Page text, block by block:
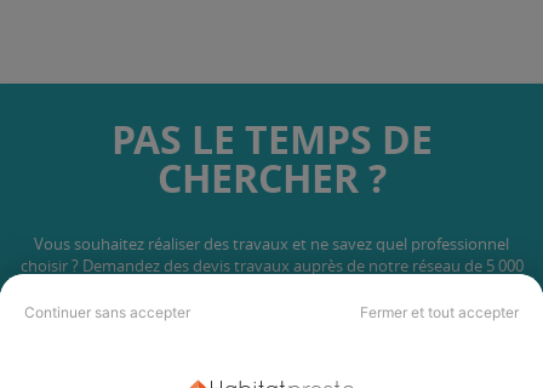
Continuer sans accepter Fermer et tout accepter
PAS LE TEMPS DE
CHERCHER ?
Vous souhaitez réaliser des travaux et ne savez quel professionnel
choisir ? Demandez des devis travaux auprès de notre réseau de 5 000